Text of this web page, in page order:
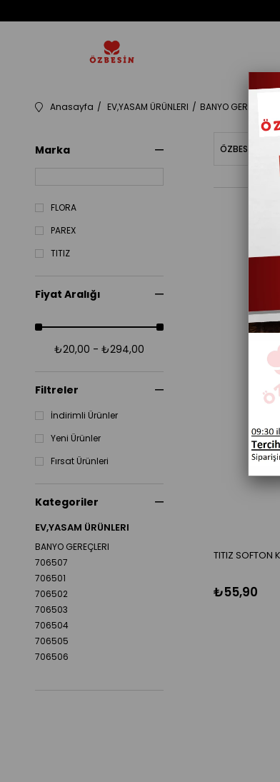
Anasayfa EV,YASAM ÜRÜNLERI BANYO GEREÇLERI
Marka
FLORA
PAREX
TITIZ
Fiyat Aralığı
₺20,00 - ₺294,00
Filtreler
İndirimli Ürünler
Yeni Ürünler
Fırsat Ürünleri
Kategoriler
EV,YASAM ÜRÜNLERI
BANYO GEREÇLERI
706507
706501
706502
706503
706504
706505
706506
ÖZBESINBAKIYE
₺55,90